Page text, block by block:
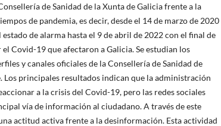
de Sanidad de la Xunta de Galicia frente a la
de pandemia, es decir, desde el 14 de marzo de 2020
estado de alarma hasta el 9 de abril de 2022 con el final de
Covid-19 que afectaron a Galicia. Se estudian los
y canales oficiales de la Consellería de Sanidad de
Los principales resultados indican que la administración
a la crisis del Covid-19, pero las redes sociales
vía de información al ciudadano. A través de este
actitud activa frente a la desinformación. Esta actividad